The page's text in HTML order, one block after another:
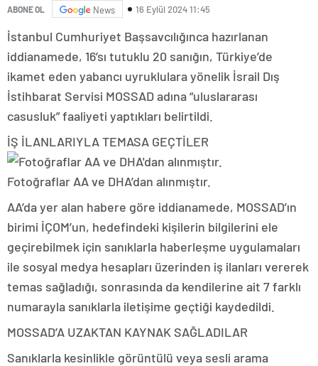
ABONE OL News 16 Eylül 2024 11:45
İstanbul Cumhuriyet Başsavcılığınca hazırlanan
iddianamede, 16’sı tutuklu 20 sanığın, Türkiye’de
ikamet eden yabancı uyruklulara yönelik İsrail Dış
İstihbarat Servisi MOSSAD adına “uluslararası
casusluk” faaliyeti yaptıkları belirtildi.
İŞ İLANLARIYLA TEMASA GEÇTİLER
Fotoğraflar AA ve DHA’dan alınmıştır.
AA’da yer alan habere göre iddianamede, MOSSAD’ın
birimi İÇOM’un, hedefindeki kişilerin bilgilerini ele
geçirebilmek için sanıklarla haberleşme uygulamaları
ile sosyal medya hesapları üzerinden iş ilanları vererek
temas sağladığı, sonrasında da kendilerine ait 7 farklı
numarayla sanıklarla iletişime geçtiği kaydedildi.
MOSSAD’A UZAKTAN KAYNAK SAĞLADILAR
Sanıklarla kesinlikle görüntülü veya sesli arama